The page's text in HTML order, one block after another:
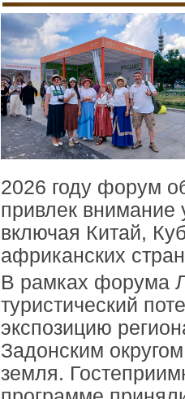
2026 году форум
привлек внимание
включая Китай,
африканских
В рамках форума
туристический
экспозицию
Задонским
земля.